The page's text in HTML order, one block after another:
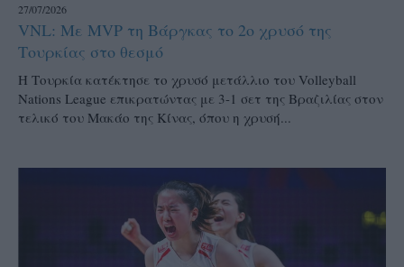
27/07/2026
VNL: Με MVP τη Βάργκας το 2ο χρυσό της
Τουρκίας στο θεσμό
H Τουρκία κατέκτησε το χρυσό μετάλλιο του Volleyball
Nations League επικρατώντας με 3-1 σετ της Βραζιλίας στον
τελικό του Μακάο της Κίνας, όπου η χρυσή...